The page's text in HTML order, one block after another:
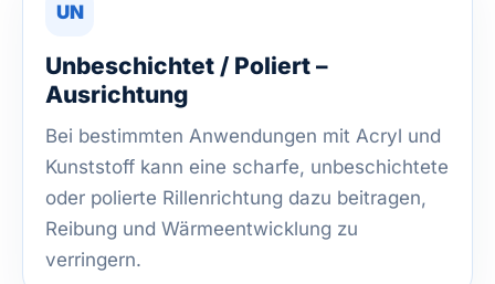
UN
Unbeschichtet / Poliert –
Ausrichtung
Bei bestimmten Anwendungen mit Acryl und
Kunststoff kann eine scharfe, unbeschichtete
oder polierte Rillenrichtung dazu beitragen,
Reibung und Wärmeentwicklung zu
verringern.